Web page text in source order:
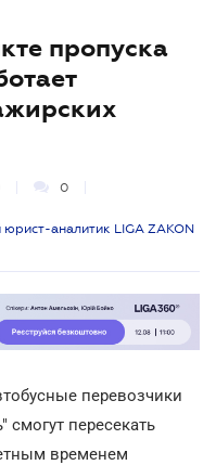
пропуска
0
аналитик LIGA ZAKON
перевозчики
смогут пересекать
временем